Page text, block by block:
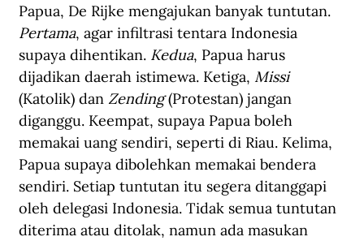
Papua, De Rijke mengajukan banyak tuntutan.
Pertama, agar infiltrasi tentara Indonesia
supaya dihentikan. Kedua, Papua harus
dijadikan daerah istimewa. Ketiga, Missi
(Katolik) dan Zending (Protestan) jangan
diganggu. Keempat, supaya Papua boleh
memakai uang sendiri, seperti di Riau. Kelima,
Papua supaya dibolehkan memakai bendera
sendiri. Setiap tuntutan itu segera ditanggapi
oleh delegasi Indonesia. Tidak semua tuntutan
diterima atau ditolak, namun ada masukan